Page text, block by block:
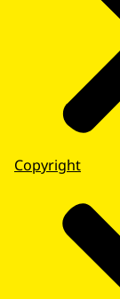
Copyright